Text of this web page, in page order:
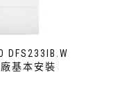
DFS233IB.W
基本安裝